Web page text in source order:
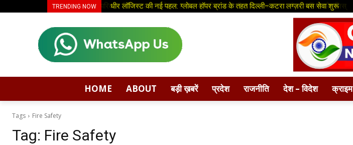
TRENDING NOW परिवहन विभाग का अल्टीमेटम, 3 दिन में स्लीपर बसों की AIS जांच कराना होगा, नहीं तो ब्लैकलिस्
धीर लॉजिस्ट की नई पहल: ग्लोबल हॉपर ब्रांड के तहत दिल्ली–कटरा लग्ज़री बस सेवा शुरू
HOME ABOUT बड़ी ख़बरें प्रदेश राजनीति देश – विदेश क्राइम
Tags Fire Safety
Tag: Fire Safety